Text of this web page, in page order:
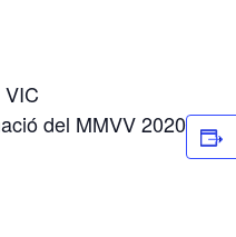
VIC
del MMVV 2020